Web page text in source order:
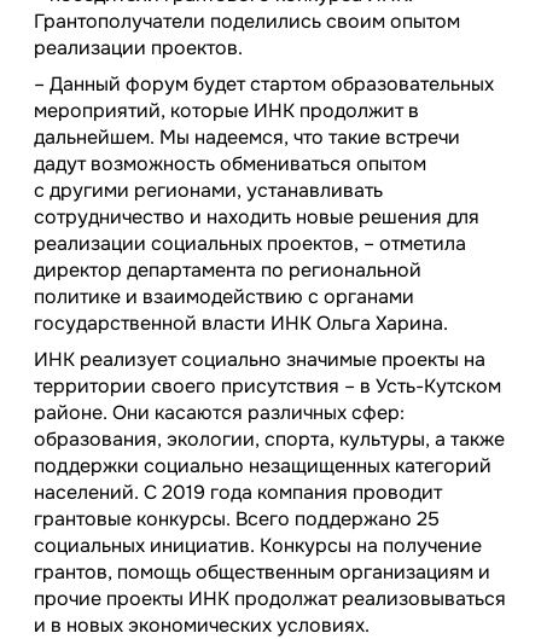
Грантополучатели поделились своим опытом
реализации проектов.
– Данный форум будет стартом образовательных
мероприятий, которые ИНК продолжит в
дальнейшем. Мы надеемся, что такие встречи
дадут возможность обмениваться опытом
с другими регионами, устанавливать
сотрудничество и находить новые решения для
реализации социальных проектов, – отметила
директор департамента по региональной
политике и взаимодействию с органами
государственной власти ИНК Ольга Харина.
ИНК реализует социально значимые проекты на
территории своего присутствия – в Усть-Кутском
районе. Они касаются различных сфер:
образования, экологии, спорта, культуры, а также
поддержки социально незащищенных категорий
населений. С 2019 года компания проводит
грантовые конкурсы. Всего поддержано 25
социальных инициатив. Конкурсы на получение
грантов, помощь общественным организациям и
прочие проекты ИНК продолжат реализовываться
и в новых экономических условиях.